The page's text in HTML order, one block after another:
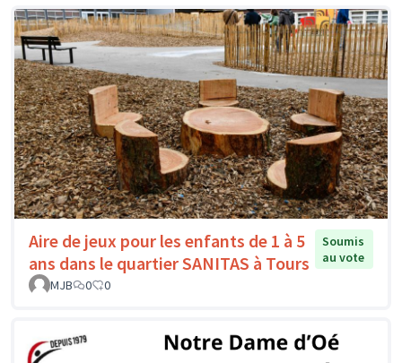
Aire de jeux pour les enfants de 1 à 5
ans dans le quartier SANITAS à Tours
Soumis
au vote
MJB
0 0